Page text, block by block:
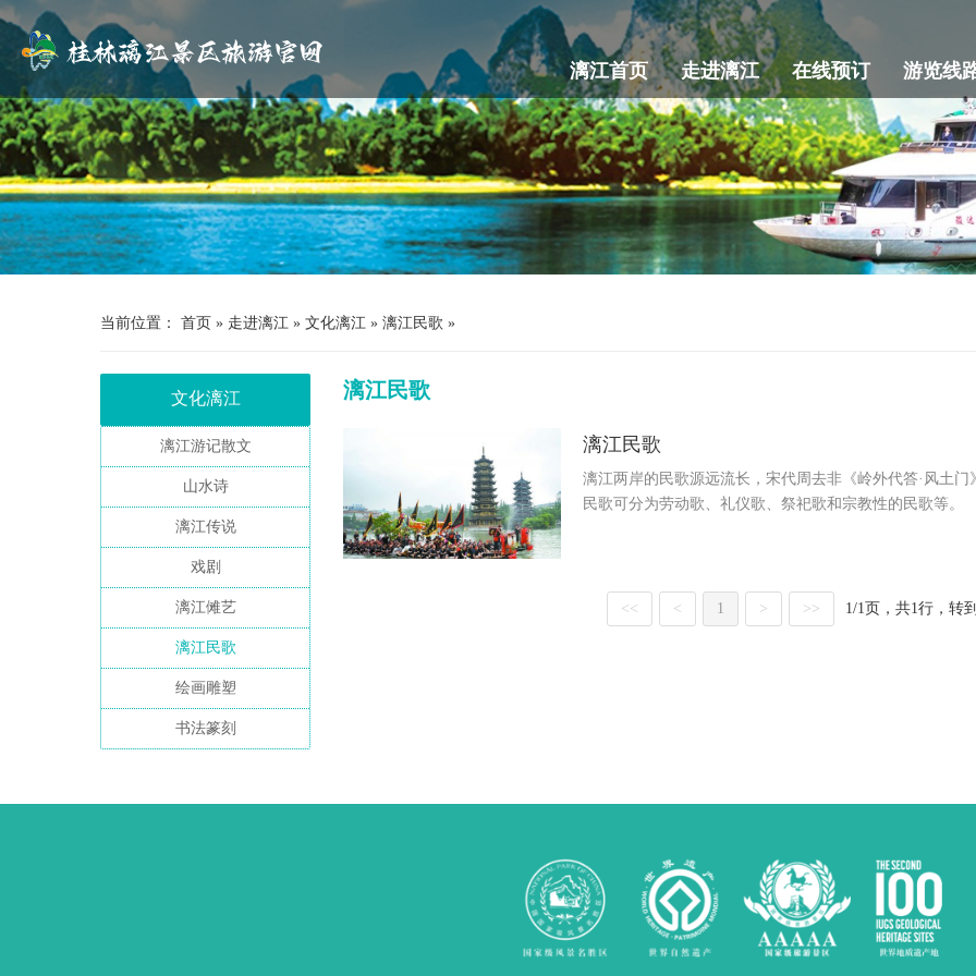
漓江首页 走进漓江 在线预订 游览线
当前位置： 首页 » 走进漓江 » 文化漓江 » 漓江民歌 »
文化漓江
漓江游记散文
山水诗
漓江传说
戏剧
漓江傩艺
漓江民歌
绘画雕塑
书法篆刻
漓江民歌
漓江民歌
漓江两岸的民歌源远流长，宋代周去非《岭外代答·风土
民歌可分为劳动歌、礼仪歌、祭祀歌和宗教性的民歌等。
<< < 1 > >> 1 /1 页 ， 共1行， 转